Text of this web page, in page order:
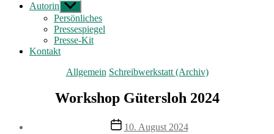
Autorin Untermenü
anzeigen
Persönliches
Pressespiegel
Presse-Kit
Kontakt
Kategorien
Allgemein Schreibwerkstatt (Archiv)
Workshop Gütersloh 2024
Veröffentlichungsdatum
10. August 2024